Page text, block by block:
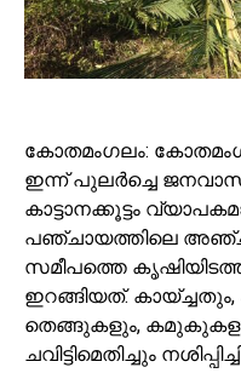
കോതമംഗലം:
ഇന്ന് പുലർച്ചെ ജനവാസ
കാട്ടാനക്കൂട്ടം
പഞ്ചായത്തിലെ
സമീപത്തെ
ഇറങ്ങിയത്.
തെങ്ങുകളും,
ചവിട്ടിമെതിച്ചും